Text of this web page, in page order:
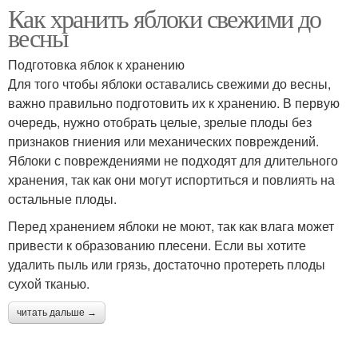
Как хранить яблоки свежими до
весны
Подготовка яблок к хранению
Для того чтобы яблоки оставались свежими до весны,
важно правильно подготовить их к хранению. В первую
очередь, нужно отобрать целые, зрелые плоды без
признаков гниения или механических повреждений.
Яблоки с повреждениями не подходят для длительного
хранения, так как они могут испортиться и повлиять на
остальные плоды.
Перед хранением яблоки не моют, так как влага может
привести к образованию плесени. Если вы хотите
удалить пыль или грязь, достаточно протереть плоды
сухой тканью.
читать дальше →